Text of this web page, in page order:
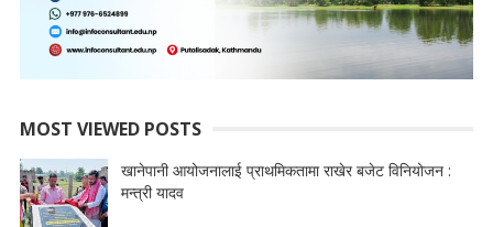
MOST VIEWED POSTS
खानेपानी आयोजनालाई प्राथमिकतामा राखेर बजेट विनियोजन :
मन्त्री यादव